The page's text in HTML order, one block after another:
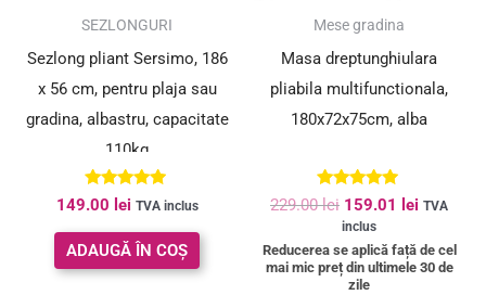
SEZLONGURI
Sezlong pliant Sersimo, 186
x 56 cm, pentru plaja sau
gradina, albastru, capacitate
110kg
Evaluat la
4.80
din 5
149.00 lei TVA inclus
ADAUGĂ ÎN COȘ
SUPER PREȚ!Mese gradina
Masa dreptunghiulara
pliabila multifunctionala,
180x72x75cm, alba
Evaluat la
4.84
din 5
229.00lei 159.01 lei TVA
inclus
Reducerea se aplică față de cel
mai mic preț din ultimele 30 de
zile